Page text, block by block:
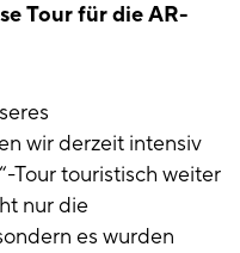
Tour für die AR-
wir derzeit intensiv
Tour touristisch weiter
nur die
es wurden